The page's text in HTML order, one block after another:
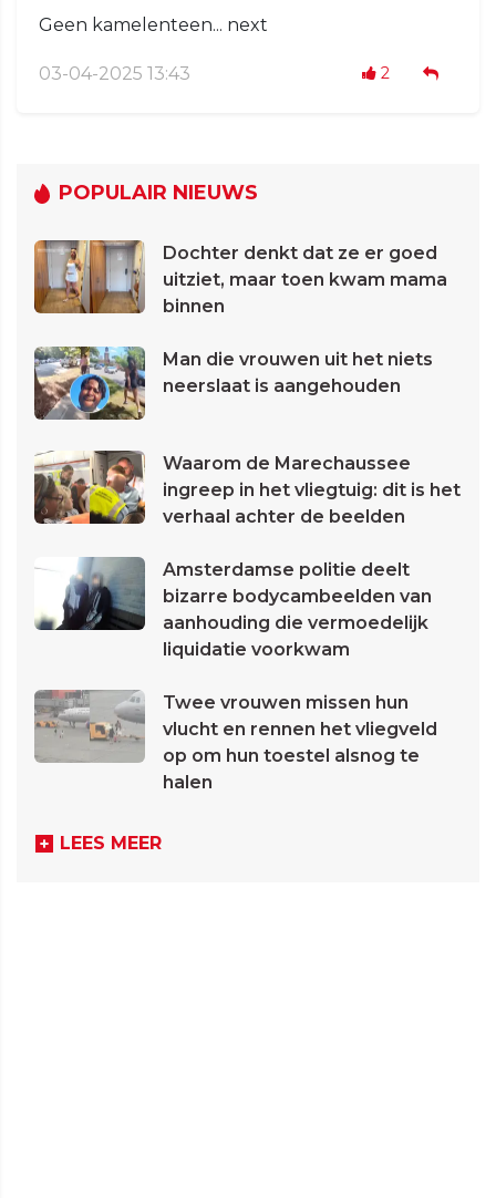
Geen kamelenteen... next
03-04-2025 13:43 2
POPULAIR NIEUWS
Dochter denkt dat ze er goed
uitziet, maar toen kwam mama
binnen
Man die vrouwen uit het niets
neerslaat is aangehouden
Waarom de Marechaussee
ingreep in het vliegtuig: dit is het
verhaal achter de beelden
Amsterdamse politie deelt
bizarre bodycambeelden van
aanhouding die vermoedelijk
liquidatie voorkwam
Twee vrouwen missen hun
vlucht en rennen het vliegveld
op om hun toestel alsnog te
halen
LEES MEER